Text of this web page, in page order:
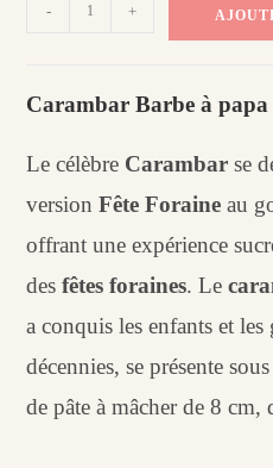
barbe
- +
Carambar Barbe à papa
Le célèbre Carambar se
versionFête Foraine au
offrant une expérience
desfêtes foraines. Le
a conquis les enfants et
décennies, se présente
de pâte à mâcher de 8 cm,